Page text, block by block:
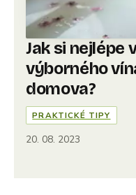
Jak si nejlépe
výborného
domova?
PRAKTICKÉ TIPY
20. 08. 2023